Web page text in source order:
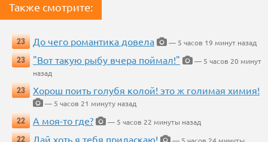
Также смотрите:
23 До чего романтика довела
— 5 часов 19 минут назад
23
"Вот такую рыбу вчера поймал!"
— 5 часов 20 минут
назад
23
Хорош поить голубя колой! это ж голимая химия!
— 5 часов 21 минуту назад
22
А моя-то где?
— 5 часов 22 минуты назад
22
Дай хоть я тебя приласкаю!